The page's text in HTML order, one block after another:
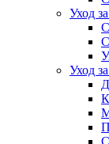
Уход
Уход